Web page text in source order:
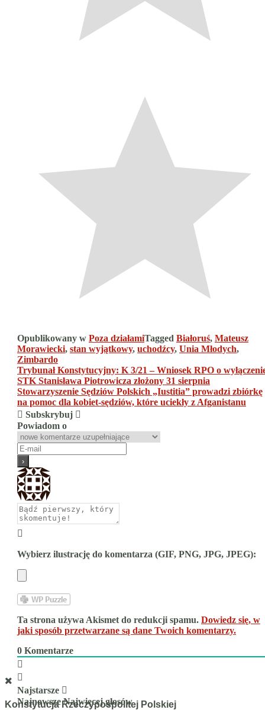
Opublikowany w Poza działamiTagged Białoruś, Mateusz
Morawiecki, stan wyjątkowy, uchodźcy, Unia Młodych,
Zimbardo
Nawigacja
wpisu
Trybunał Konstytucyjny: K 3/21 – Wniosek RPO o
STK Stanisława Piotrowicza złożony 31 sierpnia
Stowarzyszenie Sędziów Polskich „Iustitia” prowadzi zbiórkę
na pomoc dla kobiet-sędziów, które uciekły z Afganistanu
Subskrybuj
Powiadom o
Wybierz ilustrację do komentarza (GIF, PNG, JPG, JPEG):
Ta strona używa Akismet do redukcji spamu. Dowiedz się, w
jaki sposób przetwarzane są dane Twoich komentarzy.
0 Komentarze
Najstarsze
Najnowsze Najwięcej głosów
Konstytucja Rzeczypospolitej Polskiej